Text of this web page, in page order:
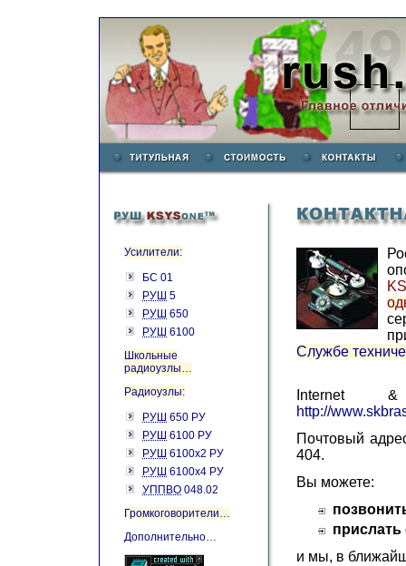
Усилители:
БС 01
РУШ 5
РУШ 650
РУШ 6100
Школьные
радиоузлы…
Радиоузлы:
РУШ 650 РУ
РУШ 6100 РУ
РУШ 6100х2 РУ
РУШ 6100х4 РУ
УППВО 048.02
Громкоговорители…
Дополнительно…
Службе
http://
Почтовый
404.
Вы можете:
и мы, в